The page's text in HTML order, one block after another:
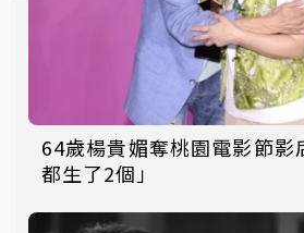
64歲楊貴媚奪桃園電影節影
都生了2個」